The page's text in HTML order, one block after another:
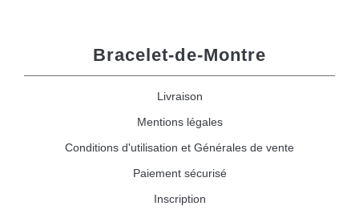
Bracelet-de-Montre
Livraison
Mentions légales
Conditions d'utilisation et Générales de vente
Paiement sécurisé
Inscription